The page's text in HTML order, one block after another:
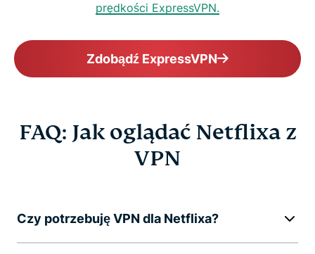
prędkości ExpressVPN.
Zdobądź ExpressVPN
FAQ: Jak oglądać Netflixa z
VPN
Czy potrzebuję VPN dla Netflixa?